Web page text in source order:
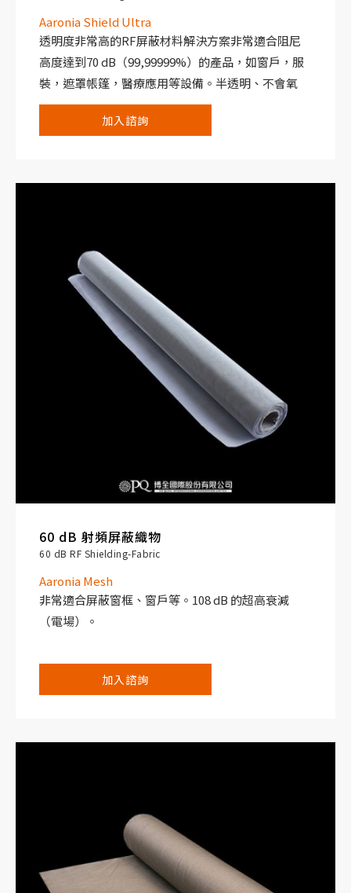
Aaronia Shield Ultra
透明度非常高的RF屏蔽材料解決方案非常適合阻尼
高度達到70 dB（99,99999%）的產品，如窗戶，服
裝，遮罩帳篷，醫療應用等設備。半透明、不會氧
化，非常適合戶外使用。
加入諮詢
60 dB 射頻屏蔽織物
60 dB RF Shielding-Fabric
Aaronia Mesh
非常適合屏蔽窗框、窗戶等。108 dB 的超高衰減
（電場）。
加入諮詢